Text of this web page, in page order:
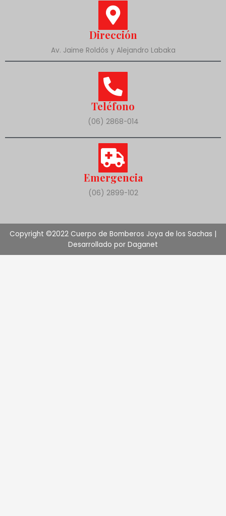
Dirección
Av. Jaime Roldós y Alejandro Labaka
Teléfono
(06) 2868-014
Emergencia
(06) 2899-102
Copyright ©2022 Cuerpo de Bomberos Joya de los Sachas |
Desarrollado por Daganet